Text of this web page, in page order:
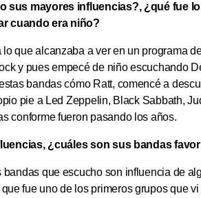
sus mayores influencias?, ¿qué fue
cuando era niño?
que alcanzaba a ver en un programa
y pues empecé de niño escuchando
bandas cómo Ratt, comencé a
pie a Led Zeppelin, Black Sabbath,
conforme fueron pasando los años.
¿cuáles son sus bandas
bandas que escucho son influencia de
fue uno de los primeros grupos que